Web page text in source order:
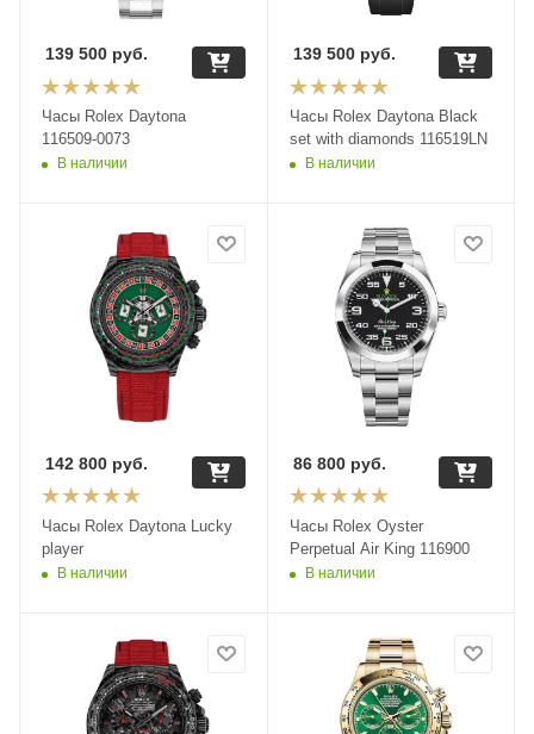
Часы Rolex Daytona
116509-0073
В наличии
139 500 руб.
Часы Rolex Daytona Black
set with diamonds 116519LN
В наличии
139 500руб.
Часы Rolex Daytona Lucky
player
В наличии
142 800 руб.
Часы Rolex Oyster
Perpetual Air King 116900
В наличии
86 800руб.